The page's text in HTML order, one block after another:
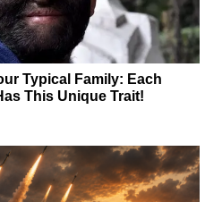
Typical Family: Each
This Unique Trait!